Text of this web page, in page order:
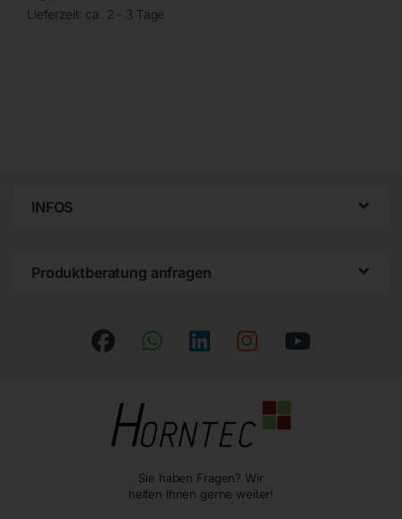
Lieferzeit: ca. 2 - 3 Tage
INFOS
Produktberatung anfragen
Sie haben Fragen? Wir
helfen Ihnen gerne weiter!